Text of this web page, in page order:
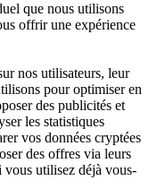
que nous utilisons
offrir une expérience
nos utilisateurs, leur
pour optimiser en
des publicités et
les statistiques
vos données cryptées
des offres via leurs
utilisez déjà vous-